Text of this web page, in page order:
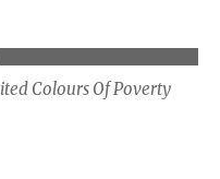
Colours Of Poverty